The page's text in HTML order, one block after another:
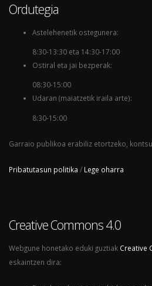
Ordutegia
Astelehenetik ostegunera:
8:30-13:30 eta 14:30-17:00
Ostiral eta jai bezperak:
08:30-15:00
Udaran (maiatzetik iraila arte):
8:30-15:00
Garraio publikoa erabiliz etortzeko,
Pribatutasun politika / Lege oharra
Creative Commons 4.0
Webgune honetako eduki guztiak Creative
eskaintzen dira: